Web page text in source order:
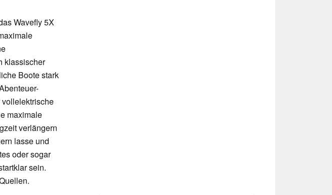
Wavefly 5X
klassischer
Boote stark
vollelektrische
maximale
verlängern
lasse und
oder sogar
sein.